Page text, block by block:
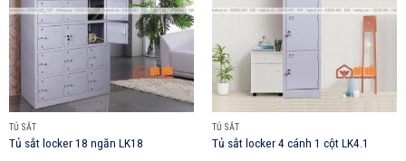
TỦ SẮT
Tủ sắt locker 18 ngăn LK18
TỦ SẮT
Tủ sắt locker 4 cánh 1 cột LK4.1